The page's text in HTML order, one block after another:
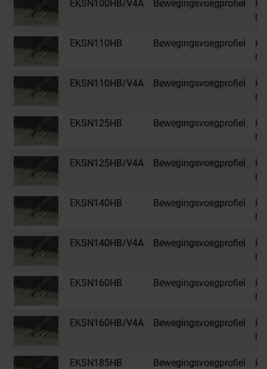
EKSN100HB/V4A Bewegingsvoegprofiel
EKSN110HB Bewegingsvoegprofiel
EKSN110HB/V4A Bewegingsvoegprofiel
EKSN125HB Bewegingsvoegprofiel
EKSN125HB/V4A Bewegingsvoegprofiel
EKSN140HB Bewegingsvoegprofiel
EKSN140HB/V4A Bewegingsvoegprofiel
EKSN160HB Bewegingsvoegprofiel
EKSN160HB/V4A Bewegingsvoegprofiel
EKSN185HB Bewegingsvoegprofiel